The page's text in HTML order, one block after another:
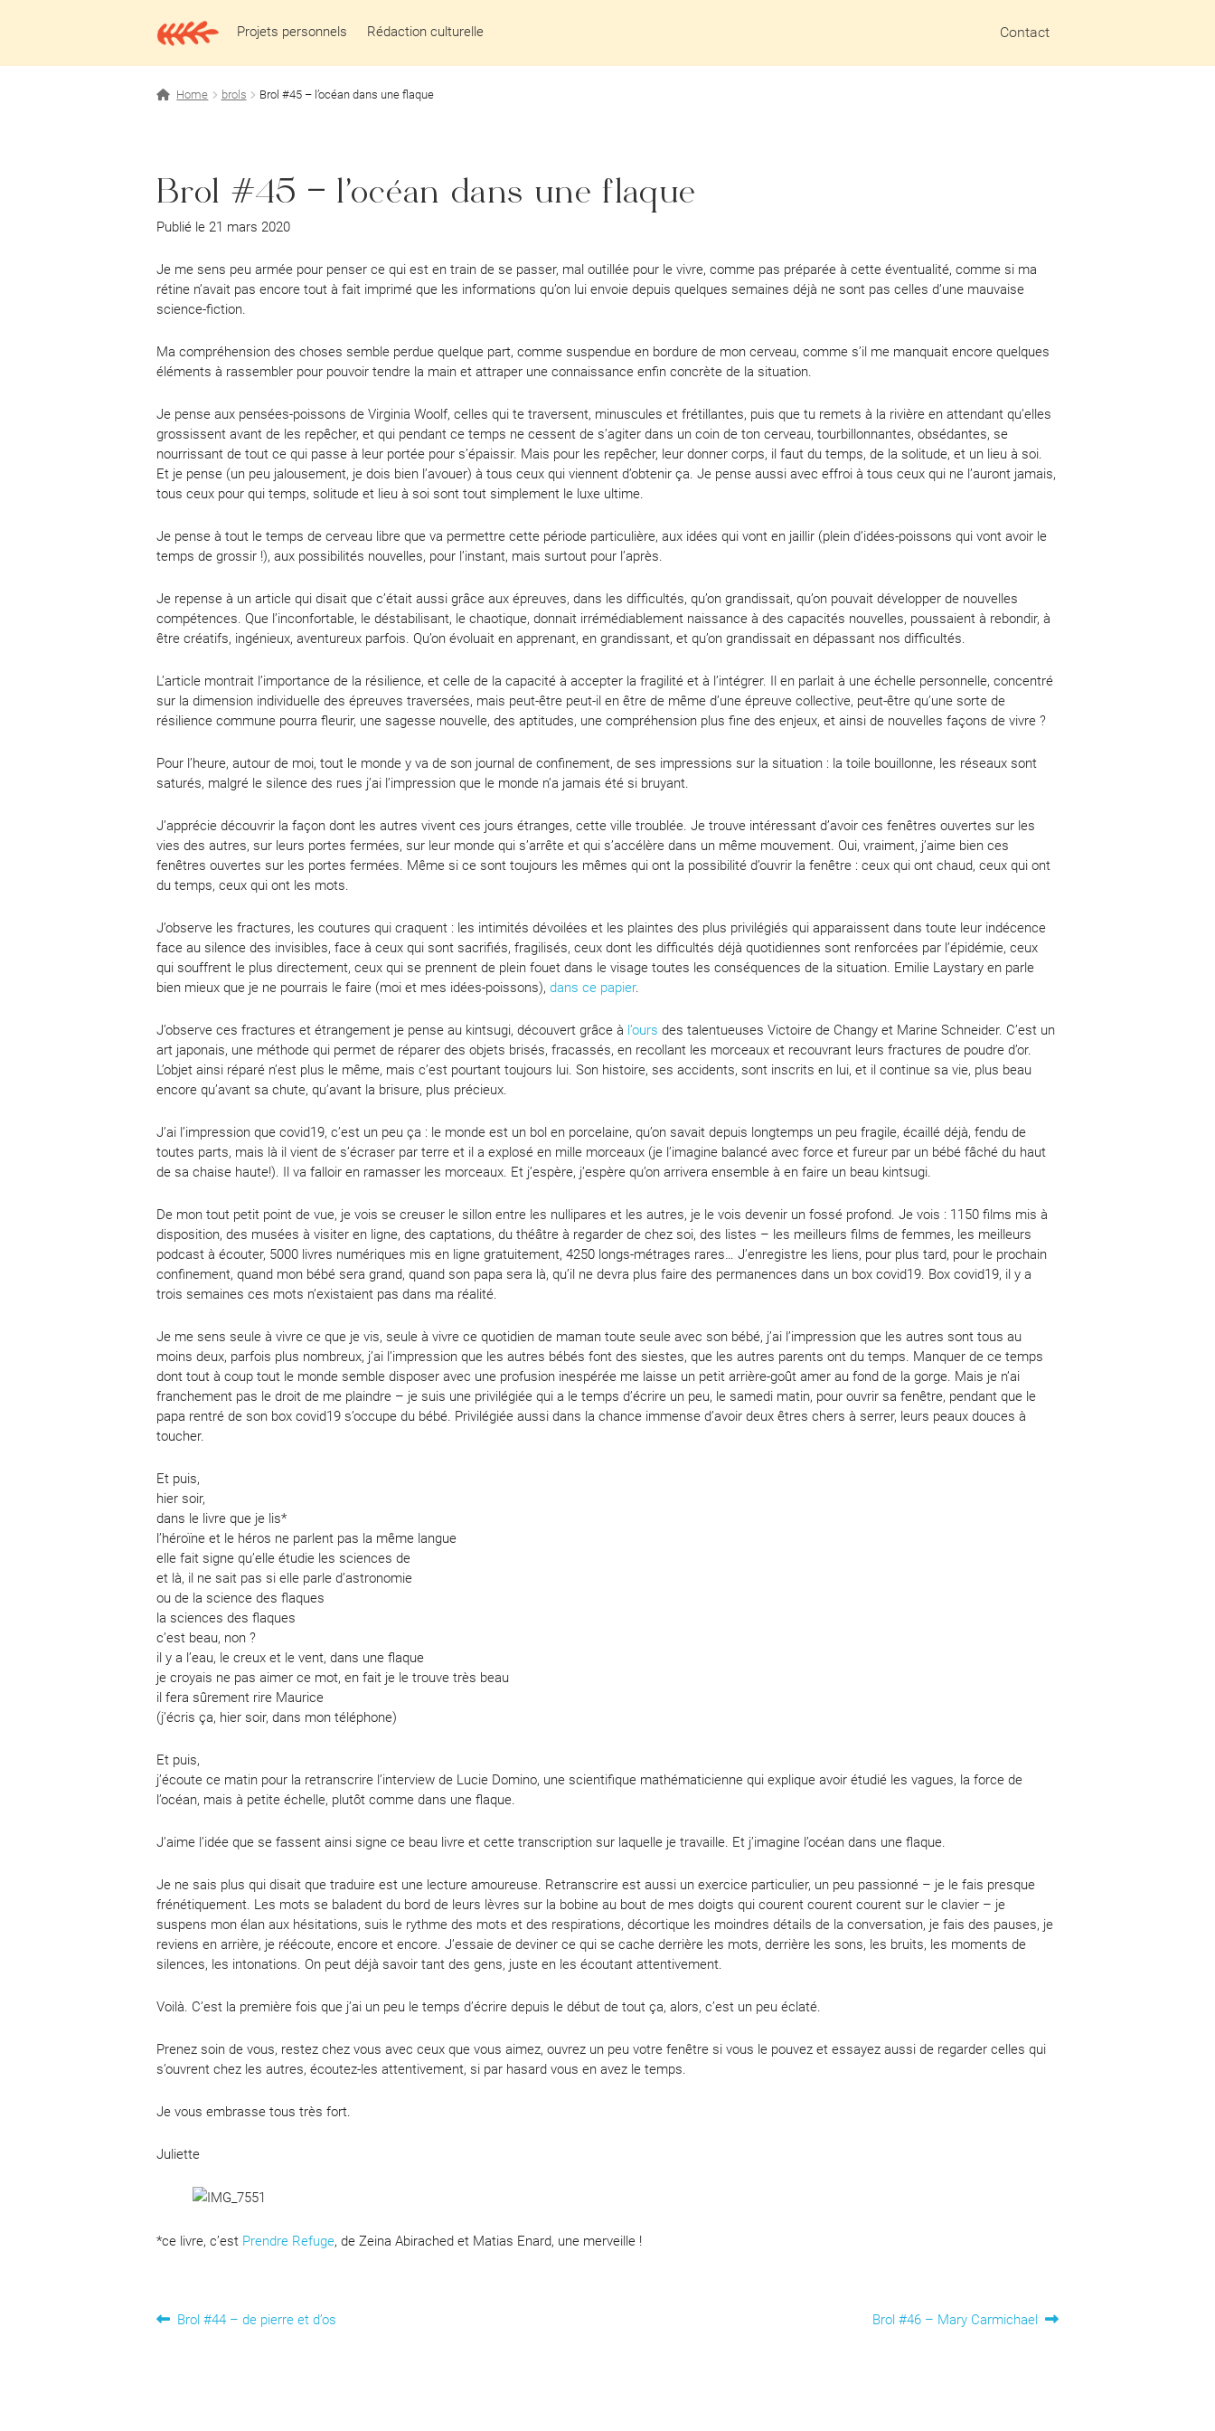
à
au
Projets personnels Rédaction culturelle Contact
Home brols Brol #45 – l’océan dans une flaque
Brol #45 – l’océan dans une flaque
Publié le 21 mars 2020
Je me sens peu armée pour penser ce qui est en train de se passer, mal outillée pour le vivre, comme pas préparée à cette éventualité, comme si ma
rétine n’avait pas encore tout à fait imprimé que les informations qu’on lui envoie depuis quelques semaines déjà ne sont pas celles d’une mauvaise
science-fiction.
Ma compréhension des choses semble perdue quelque part, comme suspendue en bordure de mon cerveau, comme s’il me manquait encore quelques
éléments à rassembler pour pouvoir tendre la main et attraper une connaissance enfin concrète de la situation.
Je pense aux pensées-poissons de Virginia Woolf, celles qui te traversent, minuscules et frétillantes, puis que tu remets à la rivière en attendant qu’elles
grossissent avant de les repêcher, et qui pendant ce temps ne cessent de s’agiter dans un coin de ton cerveau, tourbillonnantes, obsédantes, se
nourrissant de tout ce qui passe à leur portée pour s’épaissir. Mais pour les repêcher, leur donner corps, il faut du temps, de la solitude, et un lieu à soi.
Et je pense (un peu jalousement, je dois bien l’avouer) à tous ceux qui viennent d’obtenir ça. Je pense aussi avec effroi à tous ceux qui ne l’auront jamais,
tous ceux pour qui temps, solitude et lieu à soi sont tout simplement le luxe ultime.
Je pense à tout le temps de cerveau libre que va permettre cette période particulière, aux idées qui vont en jaillir (plein d’idées-poissons qui vont avoir le
temps de grossir !), aux possibilités nouvelles, pour l’instant, mais surtout pour l’après.
Je repense à un article qui disait que c’était aussi grâce aux épreuves, dans les difficultés, qu’on grandissait, qu’on pouvait développer de nouvelles
compétences. Que l’inconfortable, le déstabilisant, le chaotique, donnait irrémédiablement naissance à des capacités nouvelles, poussaient à rebondir, à
être créatifs, ingénieux, aventureux parfois. Qu’on évoluait en apprenant, en grandissant, et qu’on grandissait en dépassant nos difficultés.
L’article montrait l’importance de la résilience, et celle de la capacité à accepter la fragilité et à l’intégrer. Il en parlait à une échelle personnelle, concentré
sur la dimension individuelle des épreuves traversées, mais peut-être peut-il en être de même d’une épreuve collective, peut-être qu’une sorte de
résilience commune pourra fleurir, une sagesse nouvelle, des aptitudes, une compréhension plus fine des enjeux, et ainsi de nouvelles façons de vivre ?
Pour l’heure, autour de moi, tout le monde y va de son journal de confinement, de ses impressions sur la situation : la toile bouillonne, les réseaux sont
saturés, malgré le silence des rues j’ai l’impression que le monde n’a jamais été si bruyant.
J’apprécie découvrir la façon dont les autres vivent ces jours étranges, cette ville troublée. Je trouve intéressant d’avoir ces fenêtres ouvertes sur les
vies des autres, sur leurs portes fermées, sur leur monde qui s’arrête et qui s’accélère dans un même mouvement. Oui, vraiment, j’aime bien ces
fenêtres ouvertes sur les portes fermées. Même si ce sont toujours les mêmes qui ont la possibilité d’ouvrir la fenêtre : ceux qui ont chaud, ceux qui ont
du temps, ceux qui ont les mots.
J’observe les fractures, les coutures qui craquent : les intimités dévoilées et les plaintes des plus privilégiés qui apparaissent dans toute leur indécence
face au silence des invisibles, face à ceux qui sont sacrifiés, fragilisés, ceux dont les difficultés déjà quotidiennes sont renforcées par l’épidémie, ceux
qui souffrent le plus directement, ceux qui se prennent de plein fouet dans le visage toutes les conséquences de la situation. Emilie Laystary en parle
bien mieux que je ne pourrais le faire (moi et mes idées-poissons),dans ce papier.
J’observe ces fractures et étrangement je pense au kintsugi, découvert grâce à l’oursdes talentueuses Victoire de Changy et Marine Schneider. C’est un
art japonais, une méthode qui permet de réparer des objets brisés, fracassés, en recollant les morceaux et recouvrant leurs fractures de poudre d’or.
L’objet ainsi réparé n’est plus le même, mais c’est pourtant toujours lui. Son histoire, ses accidents, sont inscrits en lui, et il continue sa vie, plus beau
encore qu’avant sa chute, qu’avant la brisure, plus précieux.
J’ai l’impression que covid19, c’est un peu ça : le monde est un bol en porcelaine, qu’on savait depuis longtemps un peu fragile, écaillé déjà, fendu de
toutes parts, mais là il vient de s’écraser par terre et il a explosé en mille morceaux (je l’imagine balancé avec force et fureur par un bébé fâché du haut
de sa chaise haute!). Il va falloir en ramasser les morceaux. Et j’espère, j’espère qu’on arrivera ensemble à en faire un beau kintsugi.
De mon tout petit point de vue, je vois se creuser le sillon entre les nullipares et les autres, je le vois devenir un fossé profond. Je vois : 1150 films mis à
disposition, des musées à visiter en ligne, des captations, du théâtre à regarder de chez soi, des listes – les meilleurs films de femmes, les meilleurs
podcast à écouter, 5000 livres numériques mis en ligne gratuitement, 4250 longs-métrages rares… J’enregistre les liens, pour plus tard, pour le prochain
confinement, quand mon bébé sera grand, quand son papa sera là, qu’il ne devra plus faire des permanences dans un box covid19. Box covid19, il y a
trois semaines ces mots n’existaient pas dans ma réalité.
Je me sens seule à vivre ce que je vis, seule à vivre ce quotidien de maman toute seule avec son bébé, j’ai l’impression que les autres sont tous au
moins deux, parfois plus nombreux, j’ai l’impression que les autres bébés font des siestes, que les autres parents ont du temps. Manquer de ce temps
dont tout à coup tout le monde semble disposer avec une profusion inespérée me laisse un petit arrière-goût amer au fond de la gorge. Mais je n’ai
franchement pas le droit de me plaindre – je suis une privilégiée qui a le temps d’écrire un peu, le samedi matin, pour ouvrir sa fenêtre, pendant que le
papa rentré de son box covid19 s’occupe du bébé. Privilégiée aussi dans la chance immense d’avoir deux êtres chers à serrer, leurs peaux douces à
toucher.
Et puis,
hier soir,
dans le livre que je lis*
l’héroïne et le héros ne parlent pas la même langue
elle fait signe qu’elle étudie les sciences de
et là, il ne sait pas si elle parle d’astronomie
ou de la science des flaques
la sciences des flaques
c’est beau, non ?
il y a l’eau, le creux et le vent, dans une flaque
je croyais ne pas aimer ce mot, en fait je le trouve très beau
il fera sûrement rire Maurice
(j’écris ça, hier soir, dans mon téléphone)
Et puis,
j’écoute ce matin pour la retranscrire l’interview de Lucie Domino, une scientifique mathématicienne qui explique avoir étudié les vagues, la force de
l’océan, mais à petite échelle, plutôt comme dans une flaque.
J’aime l’idée que se fassent ainsi signe ce beau livre et cette transcription sur laquelle je travaille. Et j’imagine l’océan dans une flaque.
Je ne sais plus qui disait que traduire est une lecture amoureuse. Retranscrire est aussi un exercice particulier, un peu passionné – je le fais presque
frénétiquement. Les mots se baladent du bord de leurs lèvres sur la bobine au bout de mes doigts qui courent courent courent sur le clavier – je
suspens mon élan aux hésitations, suis le rythme des mots et des respirations, décortique les moindres détails de la conversation, je fais des pauses, je
reviens en arrière, je réécoute, encore et encore. J’essaie de deviner ce qui se cache derrière les mots, derrière les sons, les bruits, les moments de
silences, les intonations. On peut déjà savoir tant des gens, juste en les écoutant attentivement.
Voilà. C’est la première fois que j’ai un peu le temps d’écrire depuis le début de tout ça, alors, c’est un peu éclaté.
Prenez soin de vous, restez chez vous avec ceux que vous aimez, ouvrez un peu votre fenêtre si vous le pouvez et essayez aussi de regarder celles qui
s’ouvrent chez les autres, écoutez-les attentivement, si par hasard vous en avez le temps.
Je vous embrasse tous très fort.
Juliette
*ce livre, c’est Prendre Refuge, de Zeina Abirached et Matias Enard, une merveille !
Navigation
Article
Brol #44 – de pierre et d’os
Article
Brol #46 – Mary Carmichael